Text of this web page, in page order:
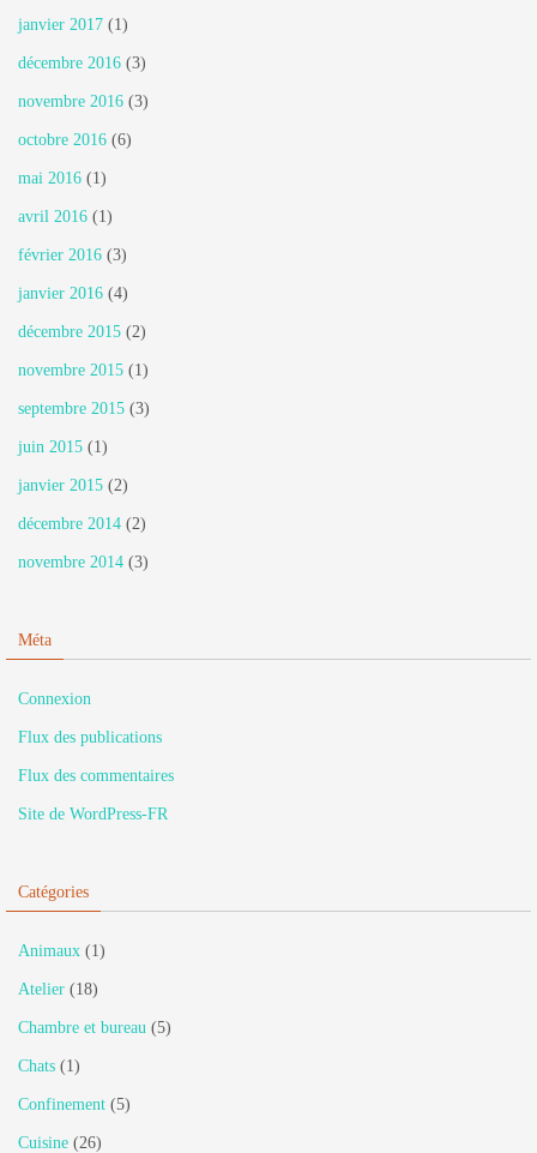
janvier 2017 (1)
décembre 2016 (3)
novembre 2016 (3)
octobre 2016 (6)
mai 2016 (1)
avril 2016 (1)
février 2016 (3)
janvier 2016 (4)
décembre 2015 (2)
novembre 2015 (1)
septembre 2015 (3)
juin 2015 (1)
janvier 2015 (2)
décembre 2014 (2)
novembre 2014 (3)
Méta
Connexion
Flux des publications
Flux des commentaires
Site de WordPress-FR
Catégories
Animaux (1)
Atelier (18)
Chambre et bureau (5)
Chats (1)
Confinement (5)
Cuisine (26)